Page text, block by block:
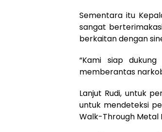
Sementara itu
sangat
berkaitan dengan
“Kami siap
memberantas
Lanjut Rudi, untuk
untuk mendeteksi
Walk-Through Metal